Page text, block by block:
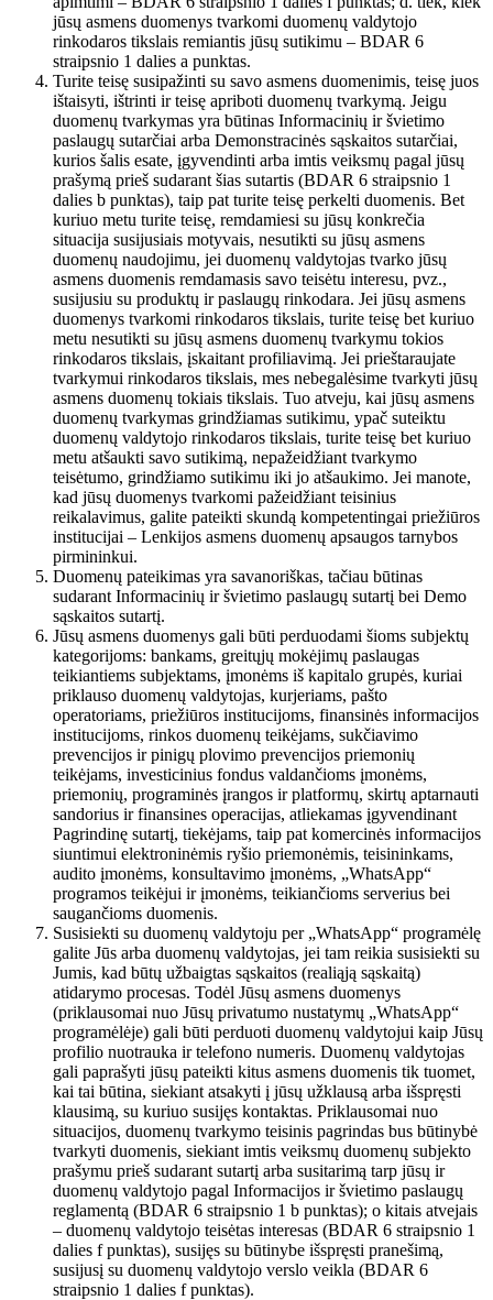
jūsų asmens duomenys tvarkomi duomenų valdytojo
rinkodaros tikslais remiantis jūsų sutikimu – BDAR 6
straipsnio 1 dalies a punktas.
Turite teisę susipažinti su savo asmens duomenimis, teisę juos
ištaisyti, ištrinti ir teisę apriboti duomenų tvarkymą. Jeigu
duomenų tvarkymas yra būtinas Informacinių ir švietimo
paslaugų sutarčiai arba Demonstracinės sąskaitos sutarčiai,
kurios šalis esate, įgyvendinti arba imtis veiksmų pagal jūsų
prašymą prieš sudarant šias sutartis (BDAR 6 straipsnio 1
dalies b punktas), taip pat turite teisę perkelti duomenis. Bet
kuriuo metu turite teisę, remdamiesi su jūsų konkrečia
situacija susijusiais motyvais, nesutikti su jūsų asmens
duomenų naudojimu, jei duomenų valdytojas tvarko jūsų
asmens duomenis remdamasis savo teisėtu interesu, pvz.,
susijusiu su produktų ir paslaugų rinkodara. Jei jūsų asmens
duomenys tvarkomi rinkodaros tikslais, turite teisę bet kuriuo
metu nesutikti su jūsų asmens duomenų tvarkymu tokios
rinkodaros tikslais, įskaitant profiliavimą. Jei prieštaraujate
tvarkymui rinkodaros tikslais, mes nebegalėsime tvarkyti jūsų
asmens duomenų tokiais tikslais. Tuo atveju, kai jūsų asmens
duomenų tvarkymas grindžiamas sutikimu, ypač suteiktu
duomenų valdytojo rinkodaros tikslais, turite teisę bet kuriuo
metu atšaukti savo sutikimą, nepažeidžiant tvarkymo
teisėtumo, grindžiamo sutikimu iki jo atšaukimo. Jei manote,
kad jūsų duomenys tvarkomi pažeidžiant teisinius
reikalavimus, galite pateikti skundą kompetentingai priežiūros
institucijai – Lenkijos asmens duomenų apsaugos tarnybos
pirmininkui.
Duomenų pateikimas yra savanoriškas, tačiau būtinas
sudarant Informacinių ir švietimo paslaugų sutartį bei Demo
sąskaitos sutartį.
Jūsų asmens duomenys gali būti perduodami šioms subjektų
kategorijoms: bankams, greitųjų mokėjimų paslaugas
teikiantiems subjektams, įmonėms iš kapitalo grupės, kuriai
priklauso duomenų valdytojas, kurjeriams, pašto
operatoriams, priežiūros institucijoms, finansinės informacijos
institucijoms, rinkos duomenų teikėjams, sukčiavimo
prevencijos ir pinigų plovimo prevencijos priemonių
teikėjams, investicinius fondus valdančioms įmonėms,
priemonių, programinės įrangos ir platformų, skirtų aptarnauti
sandorius ir finansines operacijas, atliekamas įgyvendinant
Pagrindinę sutartį, tiekėjams, taip pat komercinės informacijos
siuntimui elektroninėmis ryšio priemonėmis, teisininkams,
audito įmonėms, konsultavimo įmonėms, „WhatsApp“
programos teikėjui ir įmonėms, teikiančioms serverius bei
saugančioms duomenis.
Susisiekti su duomenų valdytoju per „WhatsApp“ programėlę
galite Jūs arba duomenų valdytojas, jei tam reikia susisiekti su
Jumis, kad būtų užbaigtas sąskaitos (realiąją sąskaitą)
atidarymo procesas. Todėl Jūsų asmens duomenys
(priklausomai nuo Jūsų privatumo nustatymų „WhatsApp“
programėlėje) gali būti perduoti duomenų valdytojui kaip Jūsų
profilio nuotrauka ir telefono numeris. Duomenų valdytojas
gali paprašyti jūsų pateikti kitus asmens duomenis tik tuomet,
kai tai būtina, siekiant atsakyti į jūsų užklausą arba išspręsti
klausimą, su kuriuo susijęs kontaktas. Priklausomai nuo
situacijos, duomenų tvarkymo teisinis pagrindas bus būtinybė
tvarkyti duomenis, siekiant imtis veiksmų duomenų subjekto
prašymu prieš sudarant sutartį arba susitarimą tarp jūsų ir
duomenų valdytojo pagal Informacijos ir švietimo paslaugų
reglamentą (BDAR 6 straipsnio 1 b punktas); o kitais atvejais
– duomenų valdytojo teisėtas interesas (BDAR 6 straipsnio 1
dalies f punktas), susijęs su būtinybe išspręsti pranešimą,
susijusį su duomenų valdytojo verslo veikla (BDAR 6
straipsnio 1 dalies f punktas).